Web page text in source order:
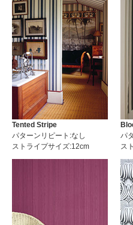
Tented Stripe
パターンリピート:なし
ストライプサイズ:12cm
パ
ス